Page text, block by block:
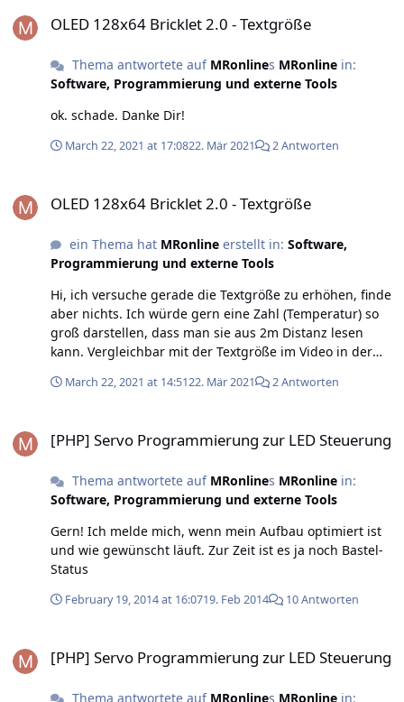
OLED 128x64 Bricklet 2.0 - Textgröße
Thema antwortete auf MRonlines MRonlinein:
Software, Programmierung und externe Tools
ok. schade. Danke Dir!
March 22, 2021 at 17:0822. Mär 2021 2 Antworten
OLED 128x64 Bricklet 2.0 - Textgröße
ein Thema hat MRonlineerstellt in: Software,
Programmierung und externe Tools
Hi, ich versuche gerade die Textgröße zu erhöhen, finde
aber nichts. Ich würde gern eine Zahl (Temperatur) so
groß darstellen, dass man sie aus 2m Distanz lesen
kann. Vergleichbar mit der Textgröße im Video in der
https://www.tinkerforge.com/de/doc/Hardware/Bricklets
March 22, 2021 at 14:5122. Mär 2021 2 Antworten
[PHP] Servo Programmierung zur LED Steuerung
Thema antwortete auf MRonlines MRonlinein:
Software, Programmierung und externe Tools
Gern! Ich melde mich, wenn mein Aufbau optimiert ist
und wie gewünscht läuft. Zur Zeit ist es ja noch Bastel-
Status
February 19, 2014 at 16:0719. Feb 2014 10 Antworten
[PHP] Servo Programmierung zur LED Steuerung
Thema antwortete auf MRonlines MRonlinein: